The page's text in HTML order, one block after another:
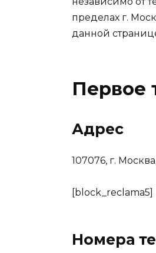
пределах г.
данной
Первое
Адрес
107076, г.
[block_reclama5]
Номера